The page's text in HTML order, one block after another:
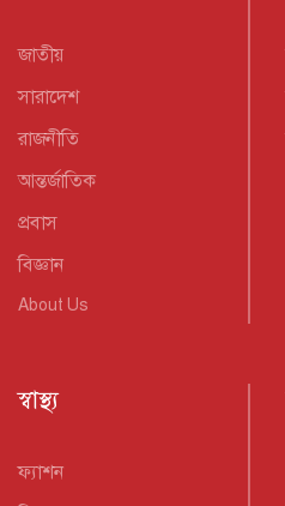
জাতীয়
সারাদেশ
রাজনীতি
আন্তর্জাতিক
প্রবাস
বিজ্ঞান
About Us
স্বাস্থ্য
ফ্যাশন